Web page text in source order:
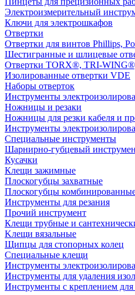
Электроизмерительный
Ключи для электрошкафов
Отвертки
Отвертки для винтов Phillips,
Шестигранные и шлицевые
Отвертки TORX®, TRI-
Изолированные отвертки VDE
Наборы отверток
Инструменты
Ножницы и резаки
Ножницы для резки кабеля и
Инструменты
Специальные инструменты
Шарнирно-губцевый
Кусачки
Клещи зажимные
Плоскогубцы захватные
Плоскогубцы
Инструменты для резания
Прочий инструмент
Клещи трубные и
Kлещи вязальные
Щипцы для стопорных колец
Специальные клещи
Инструменты
Инструменты для удаления
Инструменты с креплением для